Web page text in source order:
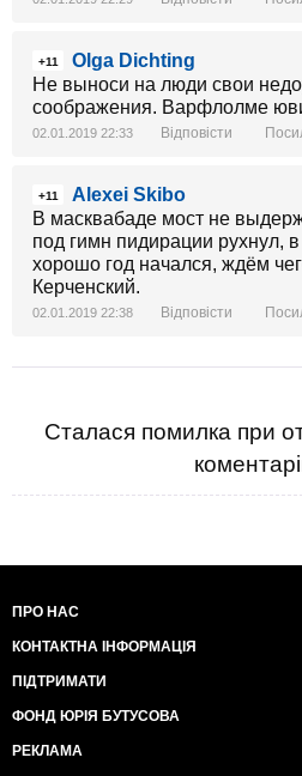
+11
Olga Dichting
Не выноси на люди свои
соображения. Варфлолме
02.01.2019 22:33 Відповісти
+11
Alexei Skibo
В масквабаде мост не
под гимн пидирации рухнул,
хорошо год начался, ждём
Керченский.
02.01.2019 22:38 Відповісти
Сталася помилка при
ПРО НАС
КОНТАКТНА ІНФОРМАЦІЯ
ПІДТРИМАТИ
ФОНД ЮРІЯ БУТУСОВА
РЕКЛАМА